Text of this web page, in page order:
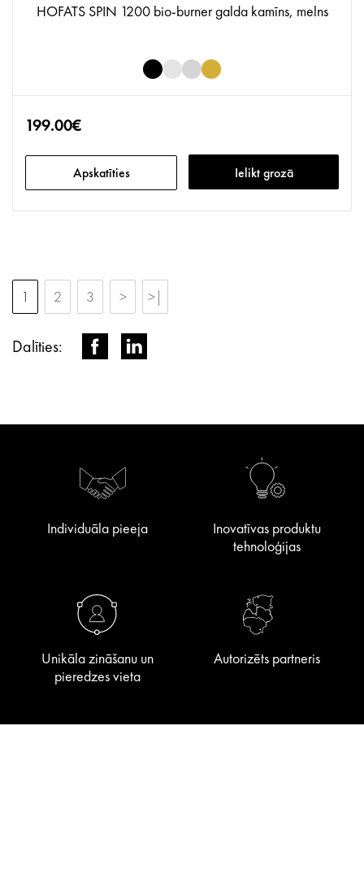
HOFATS SPIN 1200 bio-burner galda kamīns, melns
199.00€
Apskatīties Ielikt grozā
1 2 3 > >|
Dalīties:
Individuāla pieeja
Inovatīvas produktu
tehnoloģijas
Unikāla zināšanu un
pieredzes vieta
Autorizēts partneris